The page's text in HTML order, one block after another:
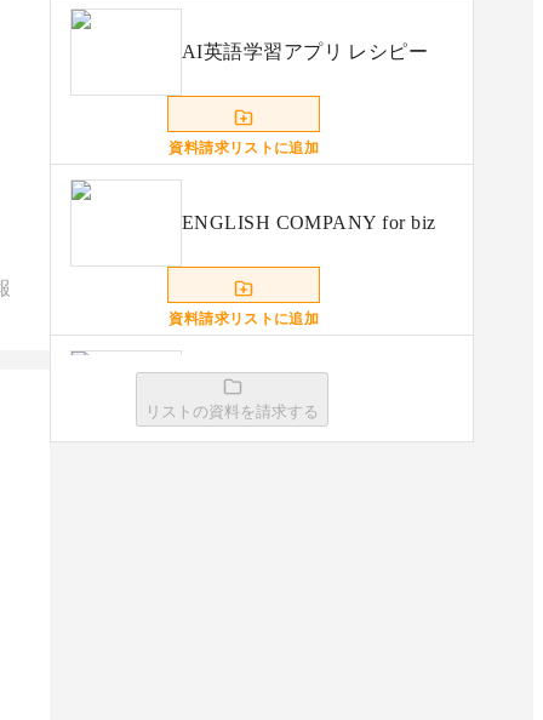
AI英語学習アプリ レシピー
資料請求リストに追加
ENGLISH COMPANY for biz
資料請求リストに追加
StudyIn
リストの資料を請求する